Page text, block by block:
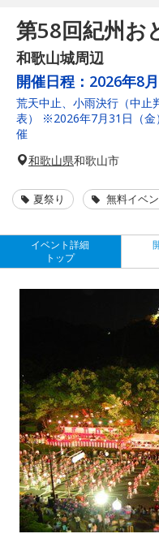
第58回紀州お
和歌山城周辺
開催日程： 2026年8
荒天中止、小雨決行（中止
表） ※2026年7月31日（金
催
和歌山県和歌山市
夏祭り 無料イベ
イベント詳細
トップ